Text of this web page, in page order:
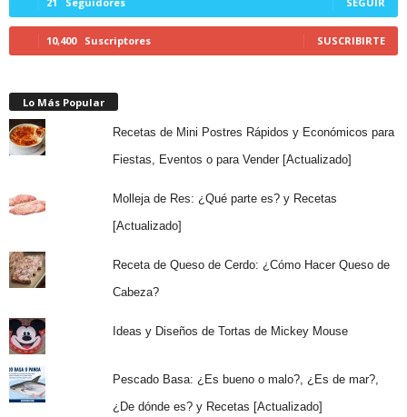
10,400 Suscriptores SUSCRIBIRTE
Lo Más Popular
Recetas de Mini Postres Rápidos y Económicos para
Fiestas, Eventos o para Vender [Actualizado]
Molleja de Res: ¿Qué parte es? y Recetas
[Actualizado]
Receta de Queso de Cerdo: ¿Cómo Hacer Queso de
Cabeza?
Ideas y Diseños de Tortas de Mickey Mouse
Pescado Basa: ¿Es bueno o malo?, ¿Es de mar?,
¿De dónde es? y Recetas [Actualizado]